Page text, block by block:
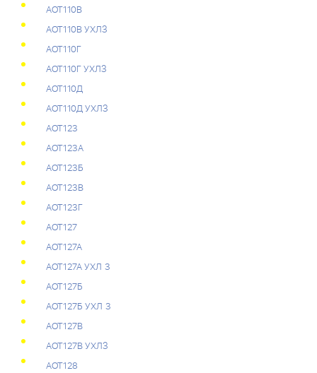
АОТ110В
АОТ110В УХЛЗ
АОТ110Г
АОТ110Г УХЛЗ
АОТ110Д
АОТ110Д УХЛЗ
АОТ123
АОТ123А
АОТ123Б
АОТ123В
АОТ123Г
АОТ127
АОТ127А
АОТ127А УХЛ 3
АОТ127Б
АОТ127Б УХЛ 3
АОТ127В
АОТ127В УХЛЗ
АОТ128